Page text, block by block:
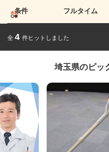
条件 フルタイム
全 4 件ヒットしました
埼玉県のピッ